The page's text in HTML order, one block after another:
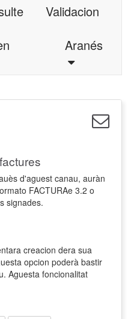
Validacion
Aranés
d'aguest canau, auràn
FACTURAe 3.2 o
signades.
creacion dera sua
opcion poderà bastir
Aguesta foncionalitat